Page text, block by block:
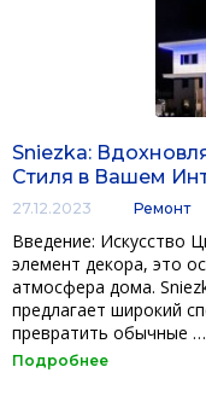
Sniezka:
Стиля в Вашем
27.12.2023 Ремонт
Введение: Искусство
элемент декора, это
атмосфера дома.
предлагает широкий
превратить обычные …
Подробнее